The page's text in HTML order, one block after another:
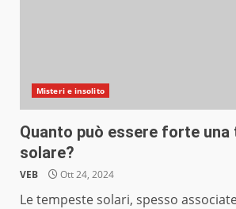
Misteri e insolito
Quanto può essere forte una
solare?
VEB Ott 24, 2024
Le tempeste solari, spesso